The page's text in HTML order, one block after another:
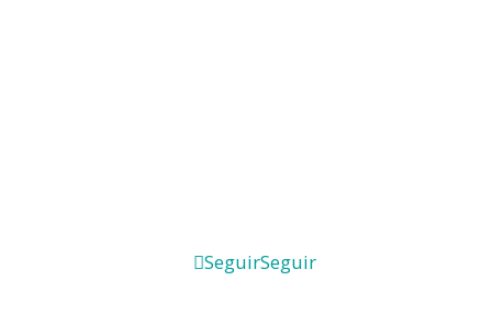
SeguirSeguir